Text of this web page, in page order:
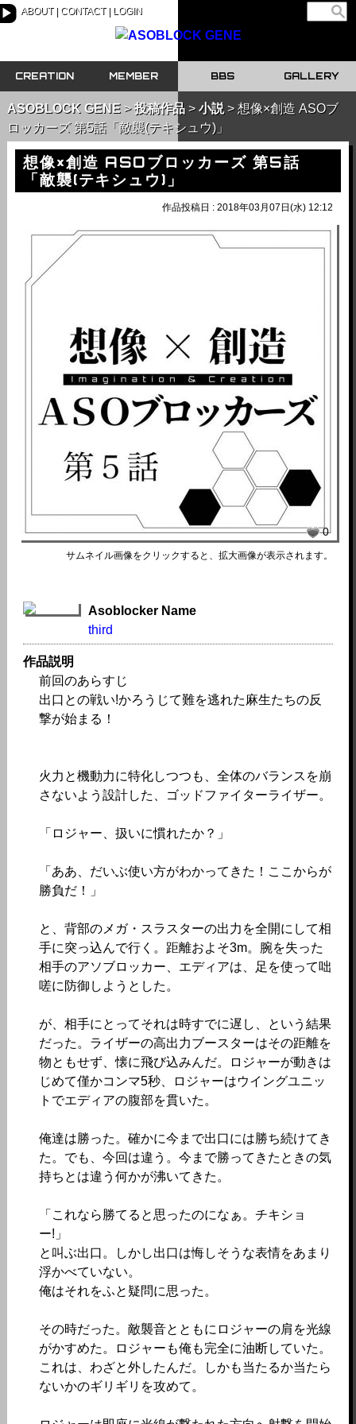
ABOUT CONTACT LOGIN
CREATION MEMBER BBS GALLERY
ASOBLOCK GENE 投稿作品 小説
想像×創造 ASOブ
ロッカーズ 第5話「敵襲(テキシュウ)」
▶
想像×創造 ASOブロッカーズ 第5話
「敵襲(テキシュウ)」
作品投稿日 : 2018年03月07日(水) 12:12
0
サムネイル画像をクリックすると、拡大画像が表示されます。
Asoblocker Name
third
作品説明
前回のあらすじ
出口との戦い!かろうじて難を逃れた麻生たちの反
撃が始まる！
火力と機動力に特化しつつも、全体のバランスを崩
さないよう設計した、ゴッドファイターライザー。
「ロジャー、扱いに慣れたか？」
「ああ、だいぶ使い方がわかってきた！ここからが
勝負だ！」
と、背部のメガ・スラスターの出力を全開にして相
手に突っ込んで行く。距離およそ3m。腕を失った
相手のアソブロッカー、エディアは、足を使って咄
嗟に防御しようとした。
が、相手にとってそれは時すでに遅し、という結果
だった。ライザーの高出力ブースターはその距離を
物ともせず、懐に飛び込みんだ。ロジャーが動きは
じめて僅かコンマ5秒、ロジャーはウイングユニッ
トでエディアの腹部を貫いた。
俺達は勝った。確かに今まで出口には勝ち続けてき
た。でも、今回は違う。今まで勝ってきたときの気
持ちとは違う何かが沸いてきた。
「これなら勝てると思ったのになぁ。チキショ
ー!」
と叫ぶ出口。しかし出口は悔しそうな表情をあまり
浮かべていない。
俺はそれをふと疑問に思った。
その時だった。敵襲音とともにロジャーの肩を光線
がかすめた。ロジャーも俺も完全に油断していた。
これは、わざと外したんだ。しかも当たるか当たら
ないかのギリギリを攻めて。